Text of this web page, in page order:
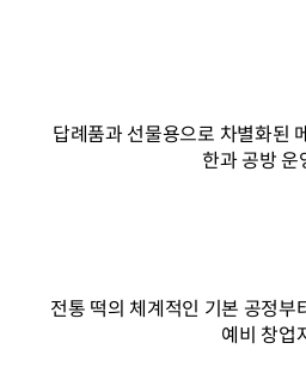
답례품과 선물용으로 차별화된
한과 공방 운
전통 떡의 체계적인 기본 공정부
예비 창업